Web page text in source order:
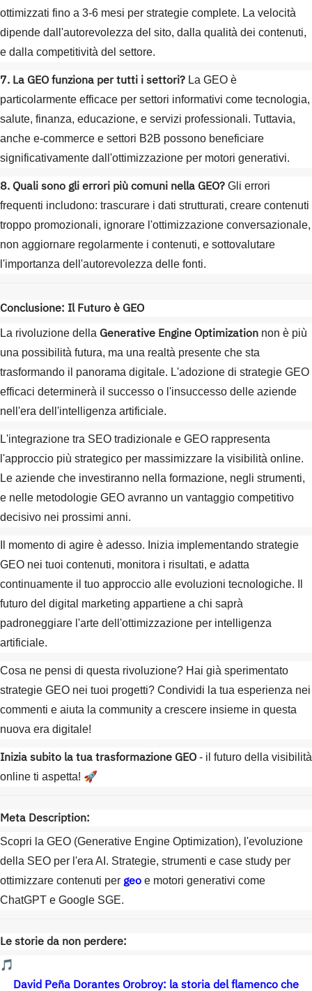
ottimizzati fino a 3-6 mesi per strategie complete. La velocità
dipende dall'autorevolezza del sito, dalla qualità dei contenuti,
e dalla competitività del settore.
7. La GEO funziona per tutti i settori? La GEO è
particolarmente efficace per settori informativi come tecnologia,
salute, finanza, educazione, e servizi professionali. Tuttavia,
anche e-commerce e settori B2B possono beneficiare
significativamente dall'ottimizzazione per motori generativi.
8. Quali sono gli errori più comuni nella GEO? Gli errori
frequenti includono: trascurare i dati strutturati, creare contenuti
troppo promozionali, ignorare l'ottimizzazione conversazionale,
non aggiornare regolarmente i contenuti, e sottovalutare
l'importanza dell'autorevolezza delle fonti.
Conclusione: Il Futuro è GEO
La rivoluzione della Generative Engine Optimization non è più
una possibilità futura, ma una realtà presente che sta
trasformando il panorama digitale. L'adozione di strategie GEO
efficaci determinerà il successo o l'insuccesso delle aziende
nell'era dell'intelligenza artificiale.
L'integrazione tra SEO tradizionale e GEO rappresenta
l'approccio più strategico per massimizzare la visibilità online.
Le aziende che investiranno nella formazione, negli strumenti,
e nelle metodologie GEO avranno un vantaggio competitivo
decisivo nei prossimi anni.
Il momento di agire è adesso. Inizia implementando strategie
GEO nei tuoi contenuti, monitora i risultati, e adatta
continuamente il tuo approccio alle evoluzioni tecnologiche. Il
futuro del digital marketing appartiene a chi saprà
padroneggiare l'arte dell'ottimizzazione per intelligenza
artificiale.
Cosa ne pensi di questa rivoluzione? Hai già sperimentato
strategie GEO nei tuoi progetti? Condividi la tua esperienza nei
commenti e aiuta la community a crescere insieme in questa
nuova era digitale!
Inizia subito la tua trasformazione GEO - il futuro della visibilità
online ti aspetta! 🚀
Meta Description:
Scopri la GEO (Generative Engine Optimization), l'evoluzione
della SEO per l'era AI. Strategie, strumenti e case study per
ottimizzare contenuti per geo e motori generativi come
ChatGPT e Google SGE.
Le storie da non perdere:
🎵
David Peña Dorantes Orobroy: la storia del flamenco che